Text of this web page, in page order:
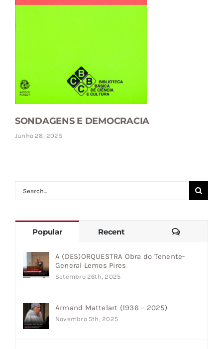
SONDAGENS E DEMOCRACIA
Junho 28, 2025
Search
Popular Recent Comments
A (DES)ORQUESTRA Obra do Tenente-
General Lemos Pires
Setembro 26th, 2025
Armand Mattelart (1936 – 2025)
Novembro 5th, 2025